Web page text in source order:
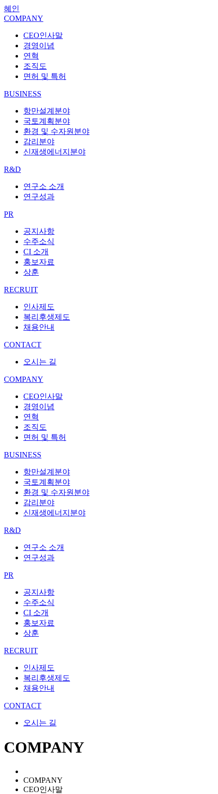
혜인
COMPANY
CEO인사말
경영이념
연혁
조직도
면허 및 특허
BUSINESS
항만설계분야
국토계획분야
환경 및 수자원분야
감리분야
신재생에너지분야
R&D
연구소 소개
연구성과
PR
공지사항
수주소식
CI 소개
홍보자료
상훈
RECRUIT
인사제도
복리후생제도
채용안내
CONTACT
오시는 길
COMPANY
CEO인사말
경영이념
연혁
조직도
면허 및 특허
BUSINESS
항만설계분야
국토계획분야
환경 및 수자원분야
감리분야
신재생에너지분야
R&D
연구소 소개
연구성과
PR
공지사항
수주소식
CI 소개
홍보자료
상훈
RECRUIT
인사제도
복리후생제도
채용안내
CONTACT
오시는 길
COMPANY
COMPANY
CEO인사말